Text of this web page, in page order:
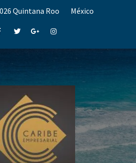
Quintana Roo México
TwitterGoogle+Instagram